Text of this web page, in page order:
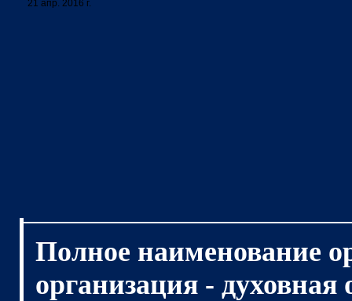
21 апр. 2016 г.
Полное наименование
организация - духовная